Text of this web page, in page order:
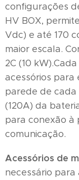
configurações
HV BOX,
Vdc) e até 170
maior escala.
2C (10
acessórios para
parede de cada
(120A) da
para conexão à
comunicação.
Acessórios de
necessário